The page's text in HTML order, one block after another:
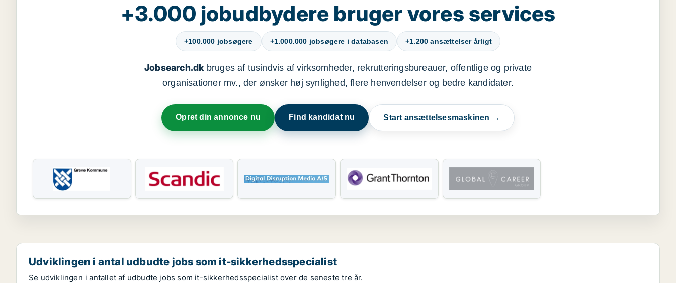
+3.000 jobudbydere bruger vores services
+100.000 jobsøgere +1.000.000 jobsøgere i databasen +1.200 ansættelser årligt
Jobsearch.dkbruges af tusindvis af virksomheder, rekrutteringsbureauer, offentlige og private
organisationer mv., der ønsker høj synlighed, flere henvendelser og bedre kandidater.
Opret din annonce nu Find kandidat nu Start ansættelsesmaskinen →
Udviklingen i antal udbudte jobs som it-sikkerhedsspecialist
Se udviklingen i antallet af udbudte jobs som it-sikkerhedsspecialist over de seneste tre år.